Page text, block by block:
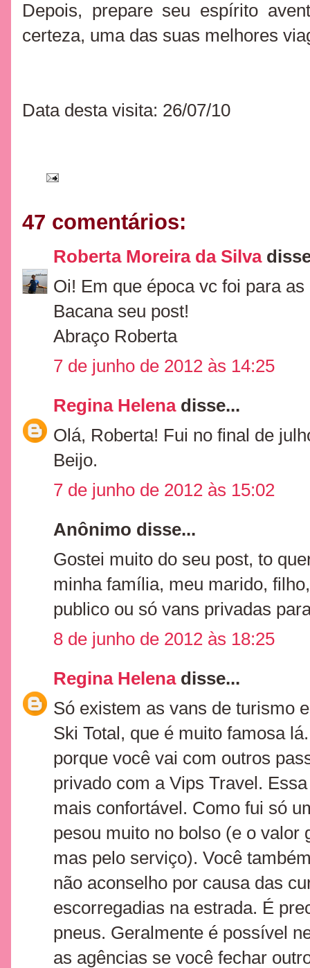
Depois, prepare seu espírito
certeza, uma das suas melhores
Data desta visita: 26/07/10
47 comentários:
Roberta Moreira da Silva
Oi! Em que época vc foi para
Bacana seu post!
Abraço Roberta
7 de junho de 2012 às 14:25
Regina Helenadisse...
Olá, Roberta! Fui no final de
Beijo.
7 de junho de 2012 às 15:02
Anônimo disse...
Gostei muito do seu post, to
minha família, meu marido,
publico ou só vans privadas
8 de junho de 2012 às 18:25
Regina Helenadisse...
Só existem as vans de turismo
Ski Total, que é muito famosa
porque você vai com outros
privado com a Vips Travel.
mais confortável. Como fui só
pesou muito no bolso (e o valor
mas pelo serviço). Você
não aconselho por causa das
escorregadias na estrada. É
pneus. Geralmente é possível
as agências se você fechar